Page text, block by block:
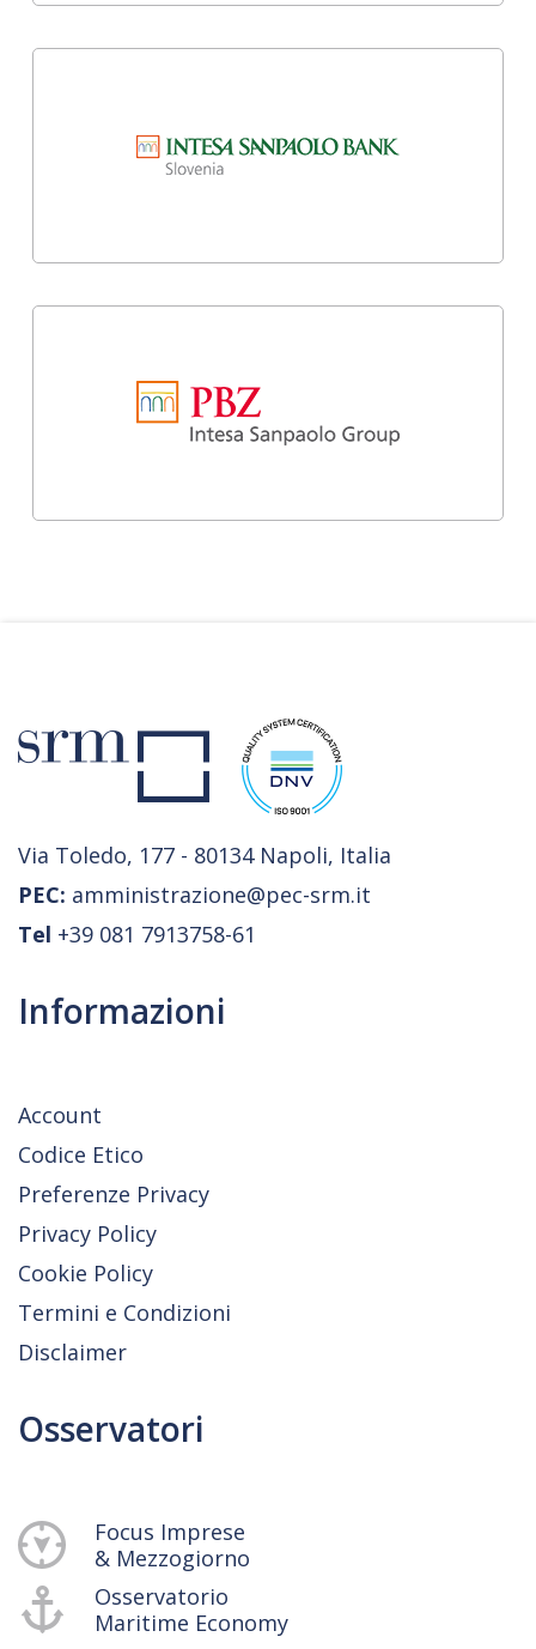
Via Toledo, 177 - 80134 Napoli, Italia
PEC: amministrazione@pec-srm.it
Tel +39 081 7913758-61
Informazioni
Account
Codice Etico
Preferenze Privacy
Privacy Policy
Cookie Policy
Termini e Condizioni
Disclaimer
Osservatori
Focus Imprese
& Mezzogiorno
Osservatorio
Maritime Economy